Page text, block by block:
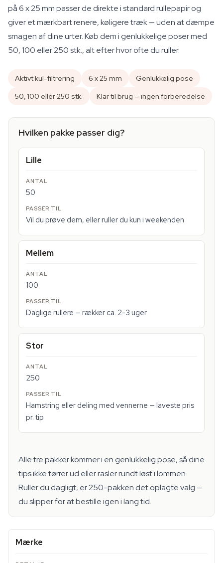
på 6 x 25 mm passer de direkte i standard rullepapir og
giver et mærkbart renere, køligere træk — uden at dæmpe
smagen af dine urter. Køb dem i genlukkelige poser med
50, 100 eller 250 stk., alt efter hvor ofte du ruller.
Aktivt kul-filtrering 6 x 25 mm
Genlukkelig pose
50, 100 eller 250 stk.
Klar til brug — ingen forberedelse
Hvilken pakke passer dig?
Lille
50
Vil du prøve dem, eller ruller du kun i weekenden
Mellem
100
Daglige rullere — rækker ca. 2-3 uger
Stor
250
Hamstring eller deling med vennerne — laveste pris
pr. tip
Alle tre pakker kommer i en genlukkelig pose, så dine
tips ikke tørrer ud eller rasler rundt løst i lommen.
Ruller du dagligt, er 250-pakken det oplagte valg —
du slipper for at bestille igen i lang tid.
Mærke